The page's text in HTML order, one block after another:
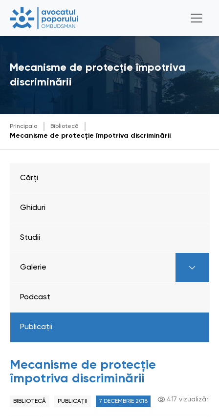
Mecanisme de protecție împotriva
discriminării
Principala Bibliotecă
Mecanisme de protecție împotriva discriminării
Mecanisme de protecție
împotriva discriminării
BIBLIOTECĂ PUBLICAȚII 7 DECEMBRIE 2018 417 vizualizări
Cărți
Ghiduri
Studii
Galerie
Podcast
Publicații